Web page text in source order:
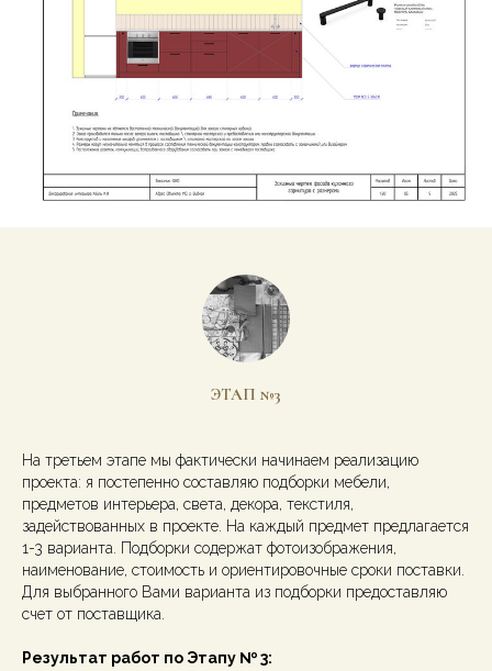
ЭТАП №3
На третьем этапе мы фактически начинаем реализацию
проекта: я постепенно составляю подборки мебели,
предметов интерьера, света, декора, текстиля,
задействованных в проекте. На каждый предмет предлагается
1-3 варианта. Подборки содержат фотоизображения,
наименование, стоимость и ориентировочные сроки поставки.
Для выбранного Вами варианта из подборки предоставляю
счет от поставщика.
Результат работ по Этапу № 3: